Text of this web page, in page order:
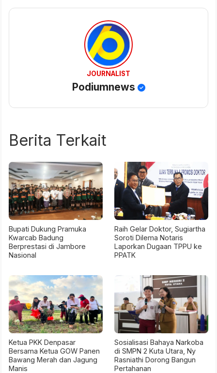
JOURNALIST
Podiumnews
Berita Terkait
Bupati Dukung Pramuka
Kwarcab Badung
Berprestasi di Jambore
Nasional
Raih Gelar Doktor, Sugiartha
Soroti Dilema Notaris
Laporkan Dugaan TPPU ke
PPATK
Ketua PKK Denpasar
Bersama Ketua GOW Panen
Bawang Merah dan Jagung
Manis
Sosialisasi Bahaya Narkoba
di SMPN 2 Kuta Utara, Ny
Rasniathi Dorong Bangun
Pertahanan